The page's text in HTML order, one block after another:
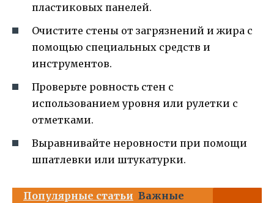
пластиковых панелей.
Очистите стены от загрязнений и жира с
помощью специальных средств и
инструментов.
Проверьте ровность стен с
использованием уровня или рулетки с
отметками.
Выравнивайте неровности при помощи
шпатлевки или штукатурки.
Популярные статьи Важные